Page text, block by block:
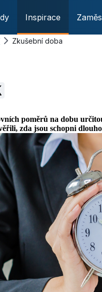
Inspirace
Zkušební doba
poměrů na dobu
zda jsou schopni